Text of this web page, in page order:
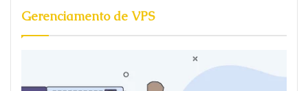
Gerenciamento de VPS